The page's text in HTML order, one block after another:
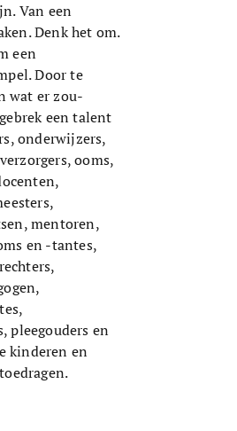
Van een
Denk het om.
een
Door te
wat er zou-
een talent
onderwijzers,
ooms,
mentoren,
en -tantes,
pleegouders en
kinderen en